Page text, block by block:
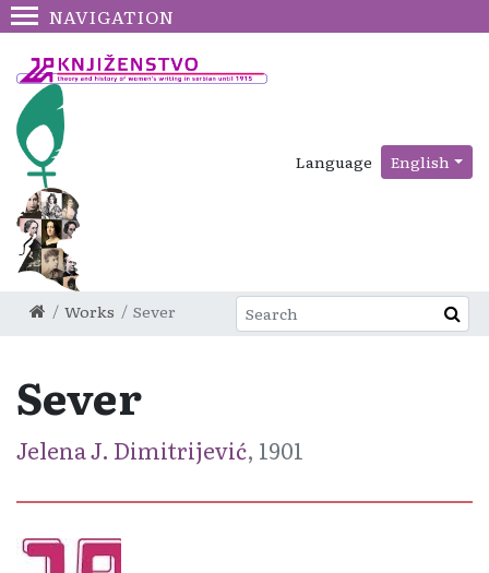
NAVIGATION
Language English
Works Sever
Sever
Jelena J. Dimitrijević, 1901